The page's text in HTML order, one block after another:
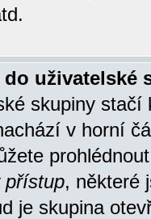
uživatelské
skupiny
v horní
přístup, některé
je skupina